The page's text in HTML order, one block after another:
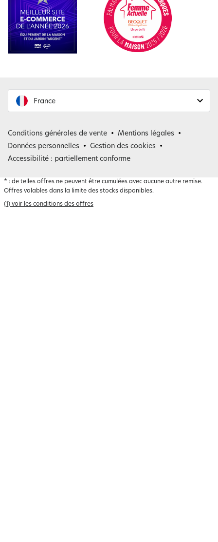
France
Belgique
Conditions générales de vente
Mentions légales
Données personnelles
Gestion des cookies
Accessibilité : partiellement conforme
* : de telles offres ne peuvent être cumulées avec aucune autre remise.
Offres valables dans la limite des stocks disponibles.
(1) voir les conditions des offres